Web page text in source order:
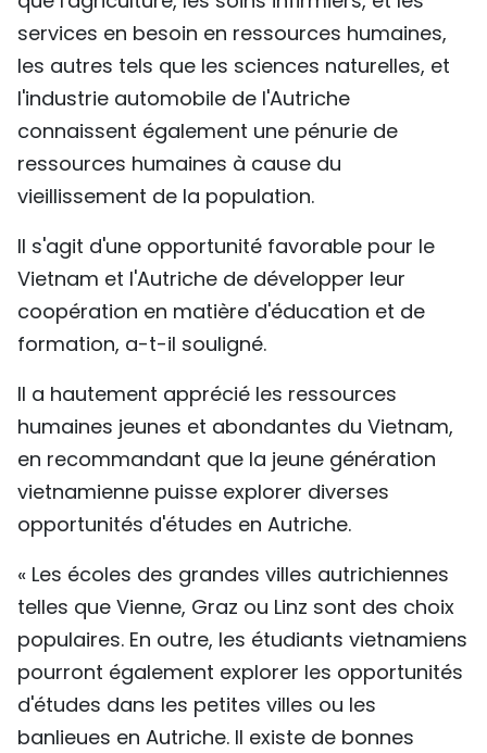
services en besoin en ressources humaines,
les autres tels que les sciences naturelles, et
l'industrie automobile de l'Autriche
connaissent également une pénurie de
ressources humaines à cause du
vieillissement de la population.
Il s'agit d'une opportunité favorable pour le
Vietnam et l'Autriche de développer leur
coopération en matière d'éducation et de
formation, a-t-il souligné.
Il a hautement apprécié les ressources
humaines jeunes et abondantes du Vietnam,
en recommandant que la jeune génération
vietnamienne puisse explorer diverses
opportunités d'études en Autriche.
« Les écoles des grandes villes autrichiennes
telles que Vienne, Graz ou Linz sont des choix
populaires. En outre, les étudiants vietnamiens
pourront également explorer les opportunités
d'études dans les petites villes ou les
banlieues en Autriche. Il existe de bonnes